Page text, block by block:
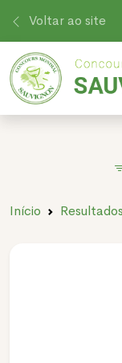
Voltar ao site
Início